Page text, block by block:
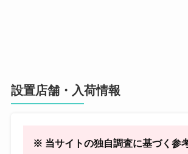
設置店舗・入荷情報
※ 当サイトの独自調査に基づく参